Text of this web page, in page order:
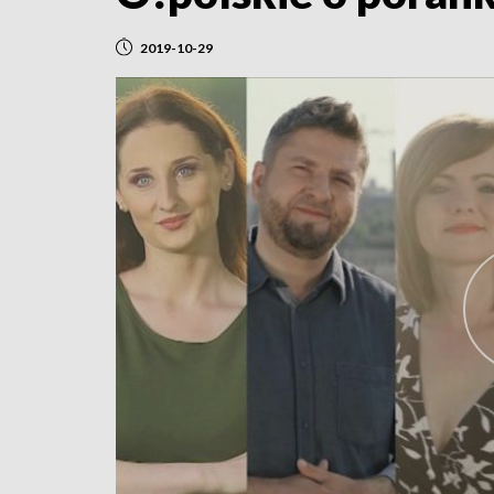
2019-10-29